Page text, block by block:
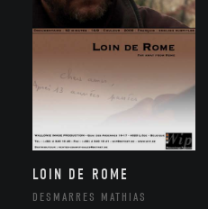
LOIN DE ROME
DESMARRES MATHIAS